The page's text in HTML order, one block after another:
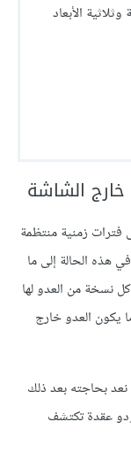
الأبعاد
خارج الشاشة
زمنية منتظمة
هذه الحالة إلى ما
نسخة من العدو لها
يكون العدو خارج
بحاجته بعد ذلك
عقدة تكتشف